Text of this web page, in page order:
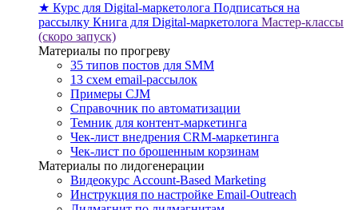
★ Курс для Digital-маркетолога Подписаться на
рассылку Книга для Digital-маркетолога Мастер-классы
(скоро запуск)
Материалы по прогреву
35 типов постов для SMM
13 схем email-рассылок
Примеры CJM
Справочник по автоматизации
Темник для контент-маркетинга
Чек-лист внедрения CRM-маркетинга
Чек-лист по брошенным корзинам
Материалы по лидогенерации
Видеокурс Account-Based Marketing
Инструкция по настройке Email-Outreach